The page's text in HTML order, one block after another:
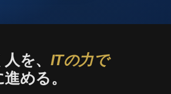
を、 ITの力で
める。